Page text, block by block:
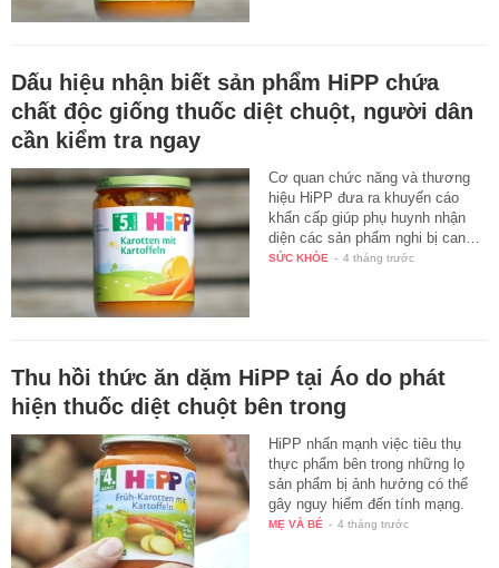
Dấu hiệu nhận biết sản phẩm HiPP chứa
chất độc giống thuốc diệt chuột, người dân
cần kiểm tra ngay
Cơ quan chức năng và thương
hiệu HiPP đưa ra khuyến cáo
khẩn cấp giúp phụ huynh nhận
diện các sản phẩm nghi bị can…
SỨC KHỎE - 4 tháng trước
Thu hồi thức ăn dặm HiPP tại Áo do phát
hiện thuốc diệt chuột bên trong
HiPP nhấn mạnh việc tiêu thụ
thực phẩm bên trong những lọ
sản phẩm bị ảnh hưởng có thể
gây nguy hiểm đến tính mạng.
MẸ VÀ BÉ - 4 tháng trước